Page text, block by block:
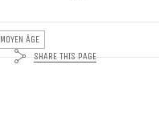
MOYEN ÂGE
SHARE THIS PAGE